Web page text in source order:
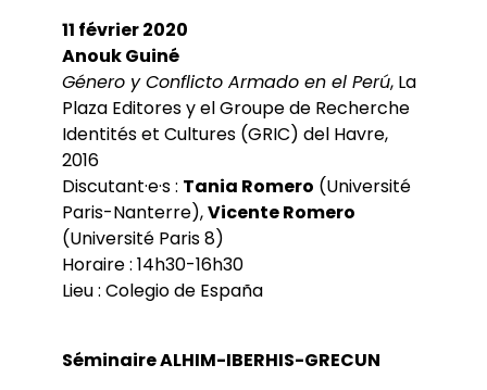
11 février 2020
Anouk Guiné
Género y Conflicto Armado en el Perú, La
Plaza Editores y el Groupe de Recherche
Identités et Cultures (GRIC) del Havre,
2016
Discutant·e·s : Tania Romero (Université
Paris-Nanterre),Vicente Romero
(Université Paris 8)
Horaire : 14h30-16h30
Lieu : Colegio de España
Séminaire ALHIM-IBERHIS-GRECUN